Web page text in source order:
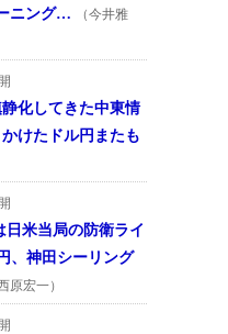
ニング…
（今井雅
化してきた中東情
けたドル円またも
日米当局の防衛ライ
、神田シーリング
原宏一）